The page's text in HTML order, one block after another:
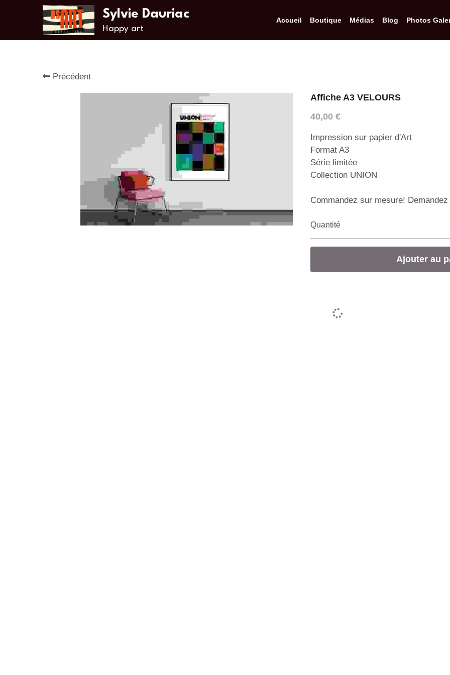
Sylvie Dauriac
Happy art
Accueil Boutique Médias Blog Photos
Précédent
Affiche A3 VELOURS
40,00 €
Impression sur papier d'Art
Format A3
Série limitée
Collection UNION
Commandez sur mesure!
Quantité
Ajouter au